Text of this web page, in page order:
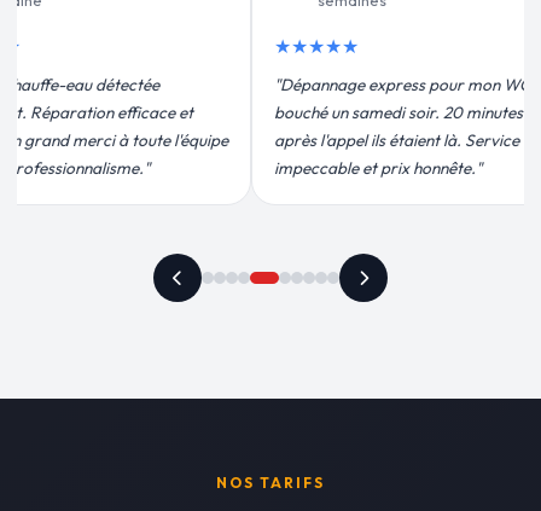
pour mon WC
soir. 20 minutes
étaient là. Service
prix honnête."
★★★★★
"Remplacement de mon chauffe-eau en
moins de 2h. Équipe très pro, devis
conforme, chantier propre. Je
recommande vivement."
NOS TARIFS